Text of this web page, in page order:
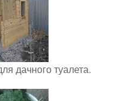
дачного туалета.